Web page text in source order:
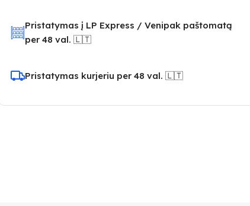
Pristatymas į LP Express / Venipak paštomatą
per 48 val. 🇱🇹
Pristatymas kurjeriu per 48 val. 🇱🇹